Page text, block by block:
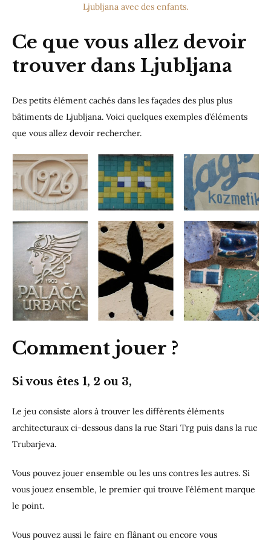
Ljubljana avec des enfants.
Ce que vous allez devoir
trouver dans Ljubljana
Des petits élément cachés dans les façades des plus plus
bâtiments de Ljubljana. Voici quelques exemples d’éléments
que vous allez devoir rechercher.
Comment jouer ?
Si vous êtes 1, 2 ou 3,
Le jeu consiste alors à trouver les différents éléments
architecturaux ci-dessous dans la rue Stari Trg puis dans la rue
Trubarjeva.
Vous pouvez jouer ensemble ou les uns contres les autres. Si
vous jouez ensemble, le premier qui trouve l’élément marque
le point.
Vous pouvez aussi le faire en flânant ou encore vous